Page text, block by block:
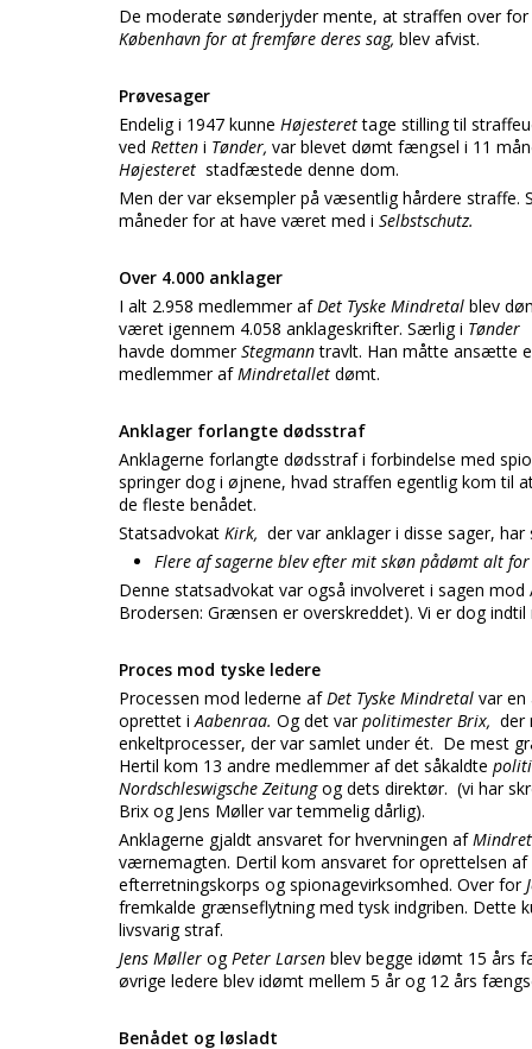
De moderate sønderjyder mente, at straffen over for
København for at fremføre deres sag, blev afvist.
Prøvesager
Endelig i 1947 kunne Højesterettage stilling til
ved Retten i Tønder, var blevet dømt fængsel i 11
Højesteret stadfæstede denne dom.
Men der var eksempler på væsentlig hårdere straffe.
måneder for at have været med i Selbstschutz.
Over 4.000 anklager
I alt 2.958 medlemmer afDet Tyske Mindretal blev
været igennem 4.058 anklageskrifter. Særlig i Tønder
havde dommerStegmanntravlt. Han måtte ansætte
medlemmer afMindretallet dømt.
Anklager forlangte dødsstraf
Anklagerne forlangte dødsstraf i forbindelse med
springer dog i øjnene, hvad straffen egentlig kom til
de fleste benådet.
Statsadvokat Kirk, der var anklager i disse sager, har
Flere af sagerne blev efter mit skøn pådømt alt
Denne statsadvokat var også involveret i sagen
Brodersen: Grænsen er overskreddet). Vi er dog
Proces mod tyske ledere
Processen mod lederne afDet Tyske Mindretal var en
oprettet iAabenraa. Og det varpolitimester Brix, der
enkeltprocesser, der var samlet under ét. De mest
Hertil kom 13 andre medlemmer af det såkaldte
Nordschleswigsche Zeitungog dets direktør. (vi har
Brix og Jens Møller var temmelig dårlig).
Anklagerne gjaldt ansvaret for hvervningen af
værnemagten. Dertil kom ansvaret for oprettelsen
efterretningskorps og spionagevirksomhed. Over for
fremkalde grænseflytning med tysk indgriben. Dette
livsvarig straf.
Jens Møller ogPeter Larsen blev begge idømt 15 års
øvrige ledere blev idømt mellem 5 år og 12 års
Benådet og løsladt